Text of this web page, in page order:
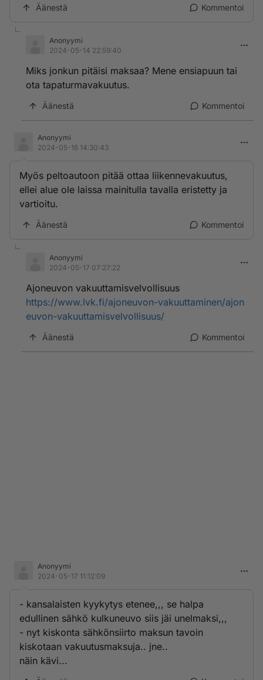
Äänestä Kommentoi
Anonyymi
2024-05-14 22:59:40
Miks jonkun pitäisi maksaa? Mene ensiapuun tai
ota tapaturmavakuutus.
Äänestä Kommentoi
Anonyymi
2024-05-16 14:30:43
Myös peltoautoon pitää ottaa liikennevakuutus,
ellei alue ole laissa mainitulla tavalla eristetty ja
vartioitu.
Äänestä Kommentoi
Anonyymi
2024-05-17 07:27:22
Ajoneuvon vakuuttamisvelvollisuus
https://www.lvk.fi/ajoneuvon-vakuuttaminen/ajon
euvon-vakuuttamisvelvollisuus/
Äänestä Kommentoi
Anonyymi
2024-05-17 11:12:09
- kansalaisten kyykytys etenee,,, se halpa
edullinen sähkö kulkuneuvo siis jäi unelmaksi,,,
- nyt kiskonta sähkönsiirto maksun tavoin
kiskotaan vakuutusmaksuja.. jne..
näin kävi...